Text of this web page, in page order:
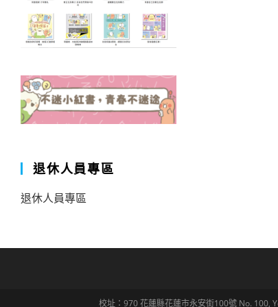
退休人員專區
退休人員專區
校址：970 花蓮縣花蓮市永安街100號 No.